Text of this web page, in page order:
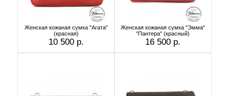
Женская кожаная сумка "Агата"
(красная)
10 500 р.
Женская кожаная сумка "Эмма"
"Пантера" (красный)
16 500 р.